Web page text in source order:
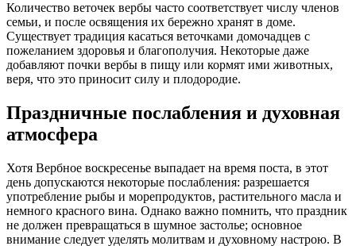
Количество веточек вербы часто соответствует числу членов
семьи, и после освящения их бережно хранят в доме.
Существует традиция касаться веточками домочадцев с
пожеланием здоровья и благополучия. Некоторые даже
добавляют почки вербы в пищу или кормят ими животных,
веря, что это приносит силу и плодородие.
Праздничные послабления и духовная
атмосфера
Хотя Вербное воскресенье выпадает на время поста, в этот
день допускаются некоторые послабления: разрешается
употребление рыбы и морепродуктов, растительного масла и
немного красного вина. Однако важно помнить, что праздник
не должен превращаться в шумное застолье; основное
внимание следует уделять молитвам и духовному настрою. В